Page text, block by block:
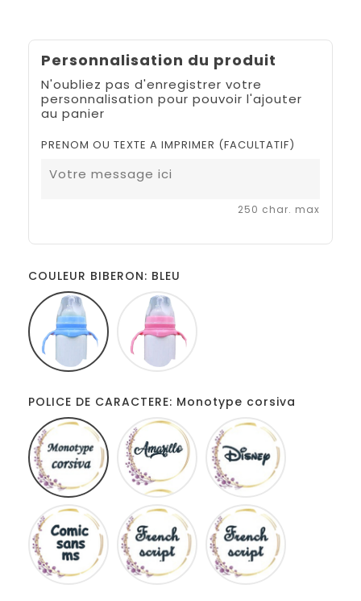
Personnalisation du produit
N'oubliez pas d'enregistrer votre
personnalisation pour pouvoir l'ajouter
au panier
PRENOM OU TEXTE A IMPRIMER (FACULTATIF)
250 char. max
COULEUR BIBERON: BLEU
POLICE DE CARACTERE: Monotype corsiva
Monotype
corsiva
Amarillo
Comic
sans
ms
French
script